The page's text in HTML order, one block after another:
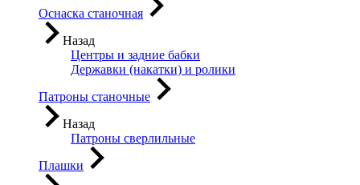
Оснаска станочная
Назад
Центры и задние бабки
Державки (накатки) и ролики
Патроны станочные
Назад
Патроны сверлильные
Плашки